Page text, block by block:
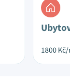
1800